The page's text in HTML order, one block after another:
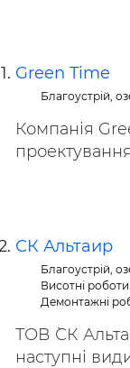
Green Time
Благоустрій,
Компанія
СК Альтаир
Благоустрій,
Висотні роботи
Демонтажні
ТОВ `СК
наступні